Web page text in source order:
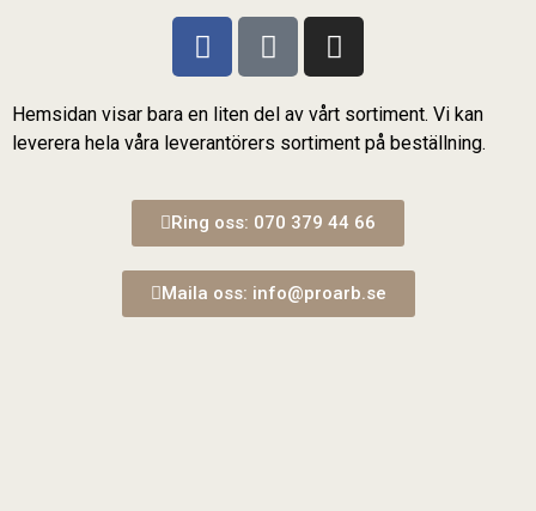
Hemsidan visar bara en liten del av vårt sortiment. Vi kan
leverera hela våra leverantörers sortiment på beställning.
Ring oss: 070 379 44 66
Maila oss: info@proarb.se